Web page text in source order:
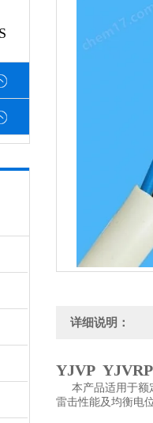
详细说明：
YJVP
本产品适用于额
雷击性能及均衡电